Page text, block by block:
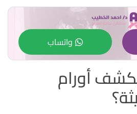
واتساب
أورام